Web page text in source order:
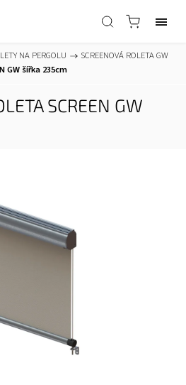
NA PERGOLU /
SCREENOVÁ ROLETA GW
GW šířka 235cm
SCREEN GW